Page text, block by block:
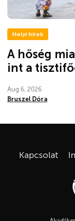
Helyi hírek
A hőség
int a
Aug 6, 2026
Bruszel Dóra
Kapcsolat